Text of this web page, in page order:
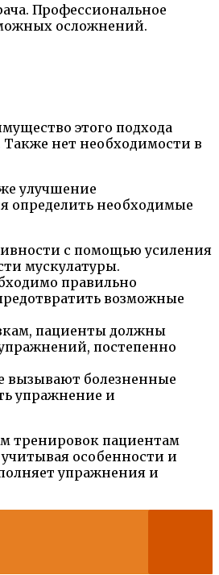
Профессиональное
осложнений.
этого подхода
нет необходимости в
улучшение
определить необходимые
с помощью усиления
мускулатуры.
правильно
возможные
пациенты должны
постепенно
вызывают болезненные
упражнение и
тренировок пациентам
особенности и
упражнения и